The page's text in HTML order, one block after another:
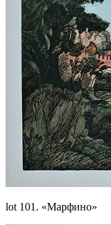
lot 101. «Марфино»